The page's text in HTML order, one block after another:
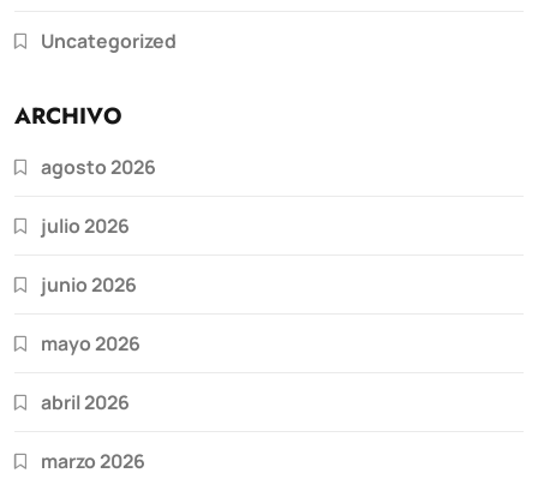
Uncategorized
ARCHIVO
agosto 2026
julio 2026
junio 2026
mayo 2026
abril 2026
marzo 2026